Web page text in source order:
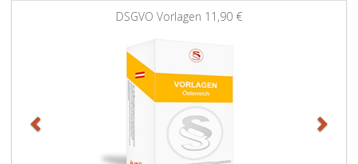
DSGVO Vorlagen 11,90 €